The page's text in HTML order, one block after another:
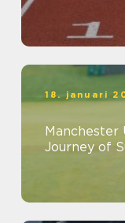
18. januari
Manchester
Journey of